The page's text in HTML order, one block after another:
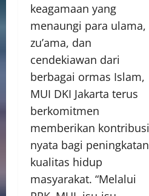
keagamaan yang
menaungi para ulama,
zu’ama, dan
cendekiawan dari
berbagai ormas Islam,
MUI DKI Jakarta terus
berkomitmen
memberikan kontribusi
nyata bagi peningkatan
kualitas hidup
masyarakat. “Melalui